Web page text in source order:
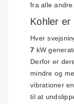
fra alle andre.
Kohler
Hver
7 kW
Derfor er
mindre og
vibrationer
til at